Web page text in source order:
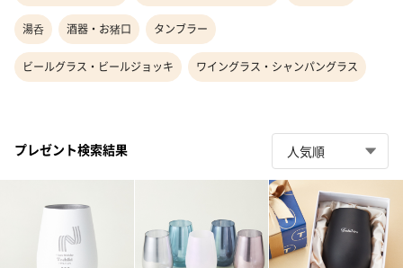
湯呑 酒器・お猪口 タンブラー
ビールグラス・ビールジョッキ ワイングラス・シャンパングラス
プレゼント検索結果